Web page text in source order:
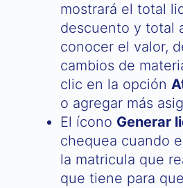
mostrará el total
descuento y total
conocer el valor,
cambios de
clic en la opción
o agregar más
El ícono Generar
chequea cuando
la matricula que
que tiene para